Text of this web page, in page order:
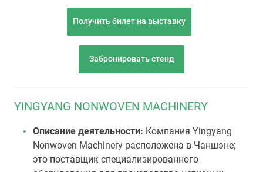
Получить билет на выставку
Забронировать стенд
YINGYANG NONWOVEN MACHINERY
Описание деятельности: Компания Yingyang
Nonwoven Machinery расположена в Чаншэне;
это поставщик специализированного